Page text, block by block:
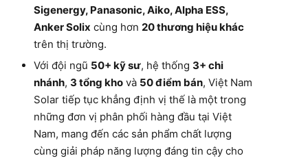
Sigenergy, Panasonic, Aiko, Alpha ESS,
Anker Solix cùng hơn 20 thương hiệu khác
trên thị trường.
Với đội ngũ 50+ kỹ sư, hệ thống 3+ chi
nhánh, 3 tổng kho và 50 điểm bán, Việt Nam
Solar tiếp tục khẳng định vị thế là một trong
những đơn vị phân phối hàng đầu tại Việt
Nam, mang đến các sản phẩm chất lượng
cùng giải pháp năng lượng đáng tin cậy cho